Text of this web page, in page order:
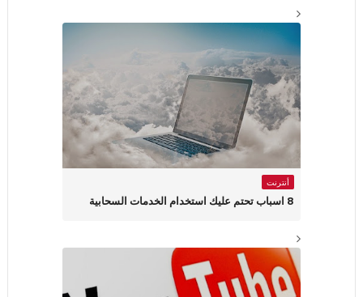
أنترنت
8 اسباب تحتم عليك استخدام الخدمات السحابية